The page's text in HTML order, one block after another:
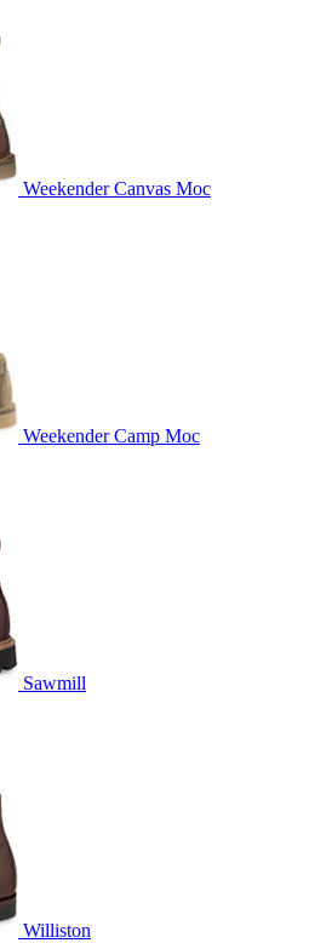
Weekender Canvas Moc
Weekender Camp Moc
Sawmill
Williston